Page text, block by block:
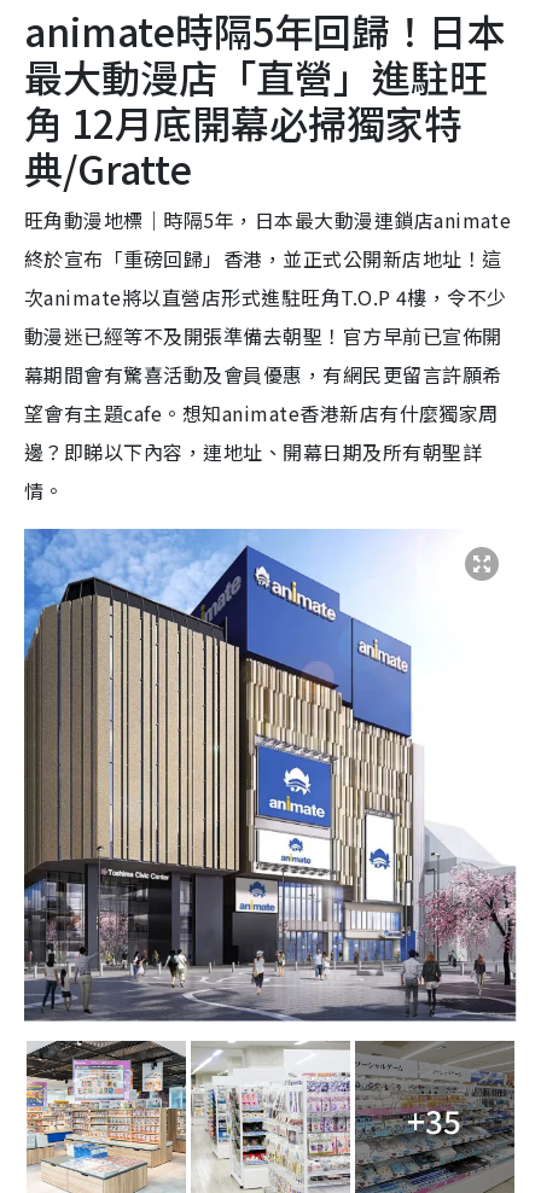
animate時隔5年回歸！日本
最大動漫店「直營」進駐旺
角 12月底開幕必掃獨家特
典/Gratte
旺角動漫地標｜時隔5年，日本最大動漫連鎖店animate
終於宣布「重磅回歸」香港，並正式公開新店地址！這
次animate將以直營店形式進駐旺角T.O.P 4樓，令不少
動漫迷已經等不及開張準備去朝聖！官方早前已宣佈開
幕期間會有驚喜活動及會員優惠，有網民更留言許願希
望會有主題cafe。想知animate香港新店有什麼獨家周
邊？即睇以下內容，連地址、開幕日期及所有朝聖詳
情。
+35